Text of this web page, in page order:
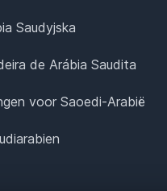
Saudyjska
de Arábia Saudita
voor Saoedi-Arabië